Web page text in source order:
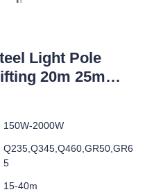
Light Pole
20m 25m
Galvanized for
150W-2000W
Q235,Q345,Q460,GR50,GR6
5
15-40m